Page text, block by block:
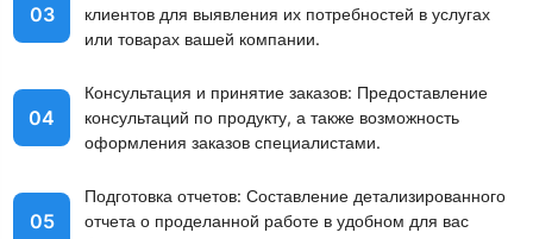
03
клиентов для выявления их потребностей в услугах
или товарах вашей компании.
04
Консультация и принятие заказов: Предоставление
консультаций по продукту, а также возможность
оформления заказов специалистами.
05
Подготовка отчетов: Составление детализированного
отчета о проделанной работе в удобном для вас